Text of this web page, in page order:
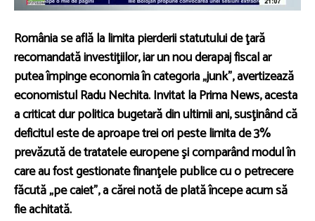
România se află la limita pierderii statutului de ţară
recomandată investiţiilor, iar un nou derapaj fiscal ar
putea împinge economia în categoria „junk”, avertizează
economistul Radu Nechita. Invitat la Prima News, acesta
a criticat dur politica bugetară din ultimii ani, susţinând că
deficitul este de aproape trei ori peste limita de 3%
prevăzută de tratatele europene şi comparând modul în
care au fost gestionate finanţele publice cu o petrecere
făcută „pe caiet”, a cărei notă de plată începe acum să
fie achitată.